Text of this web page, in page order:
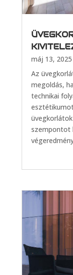
máj 13, 2025
Az
megoldás,
technikai
szempontot